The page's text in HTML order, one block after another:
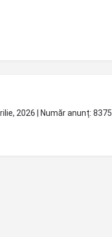
2026 | Număr anunț: 8375